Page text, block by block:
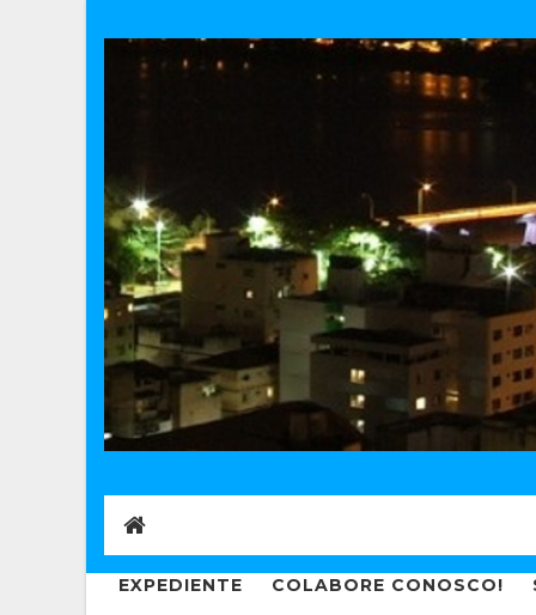
EXPEDIENTE COLABORE CONOSCO!